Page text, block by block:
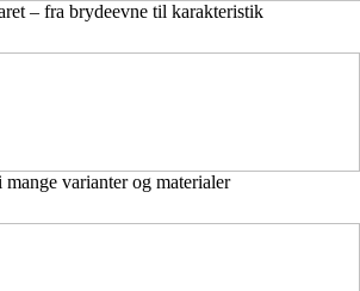
– fra brydeevne til karakteristik
varianter og materialer